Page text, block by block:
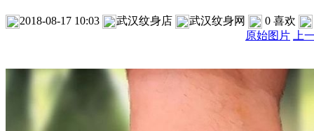
2018-08-17 10:03 武汉纹身店 武汉纹身网 0 喜欢
原始图片 上